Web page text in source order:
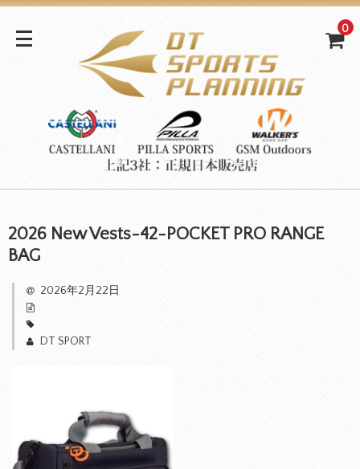
0
2026 New Vests-42-POCKET PRO RANGE
BAG
2026年2月22日
DT SPORT